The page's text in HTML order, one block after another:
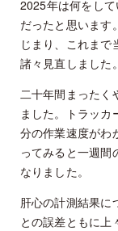
2025年は何をし
だったと思います
じまり、これま
諸々見直しました。
二十年間まった
ました。トラッ
分の作業速度がわ
ってみると一週間
なりました。
肝心の計測結果に
との誤差ともに